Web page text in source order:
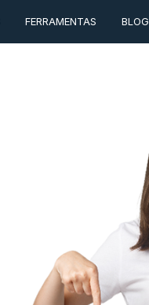
FERRAMENTAS BLOG